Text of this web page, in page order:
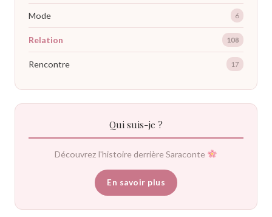
Mode 6
Relation 108
Rencontre 17
Qui suis-je ?
Découvrez l'histoire derrière Saraconte
En savoir plus